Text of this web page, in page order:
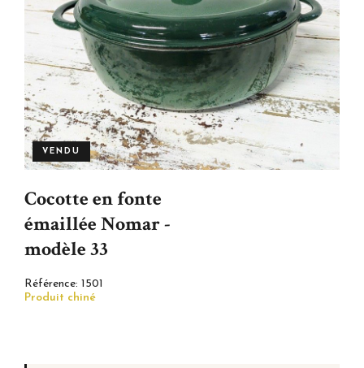
VENDU
Cocotte en fonte
émaillée Nomar -
modèle 33
Référence: 1501
Produit chiné